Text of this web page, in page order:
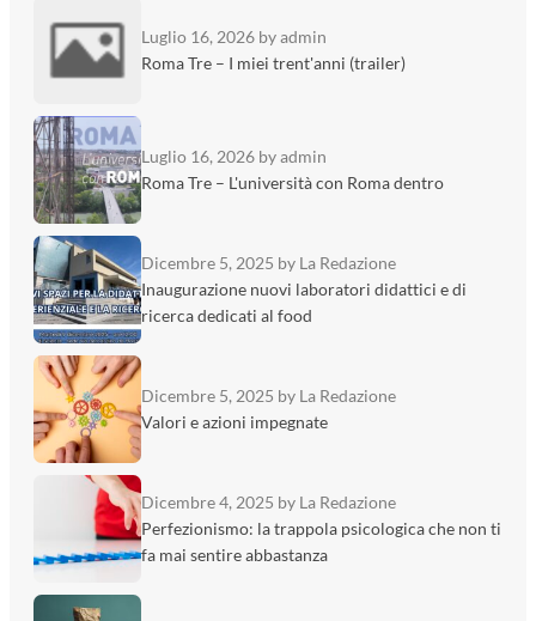
Luglio 16, 2026 by admin
Roma Tre – I miei trent'anni (trailer)
Luglio 16, 2026 by admin
Roma Tre – L'università con Roma dentro
Dicembre 5, 2025 by La Redazione
Inaugurazione nuovi laboratori didattici e di
ricerca dedicati al food
Dicembre 5, 2025 by La Redazione
Valori e azioni impegnate
Dicembre 4, 2025 by La Redazione
Perfezionismo: la trappola psicologica che non ti
fa mai sentire abbastanza